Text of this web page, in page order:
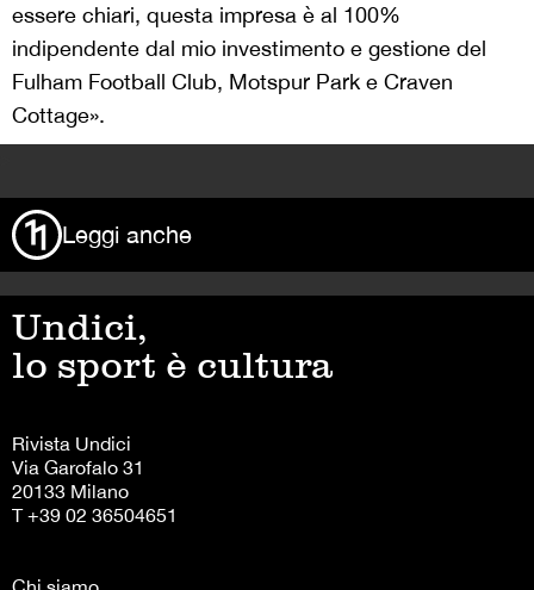
essere chiari, questa impresa è al 100%
indipendente dal mio investimento e gestione del
Fulham Football Club, Motspur Park e Craven
Cottage».
Leggi anche
Undici,
lo sport è cultura
Rivista Undici
Via Garofalo 31
20133 Milano
T +39 02 36504651